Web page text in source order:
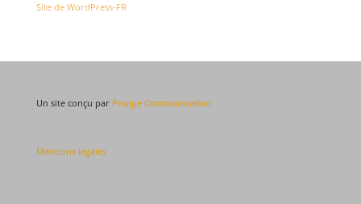
Site de WordPress-FR
Un site conçu par Poulpe Communication
Mentions légales